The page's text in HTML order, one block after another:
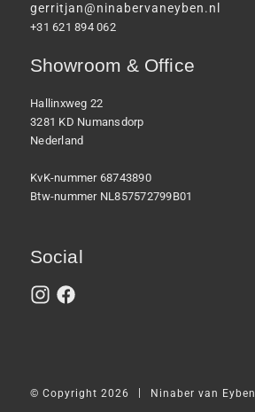
gerritjan@ninabervaneyben.nl
+31 621 894 062
Showroom & Office
Hallinxweg 22
3281 KD Numansdorp
Nederland
KvK-nummer 68743890
Btw-nummer NL857572799B01
Social
© Copyright 2026 Ninaber van Eyben